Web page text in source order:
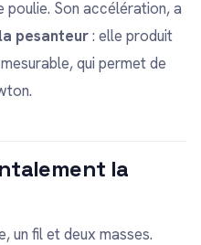
poulie. Son accélération, a
pesanteur: elle produit
qui permet de
la
un fil et deux masses.